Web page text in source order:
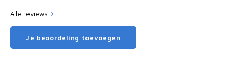
Alle reviews
Je beoordeling toevoegen